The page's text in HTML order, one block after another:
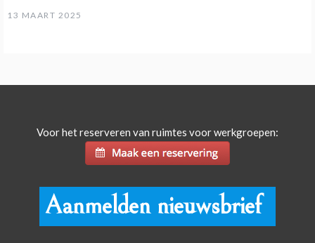
13 MAART 2025
Voor het reserveren van ruimtes voor werkgroepen:
Aanmelden nieuwsbrief